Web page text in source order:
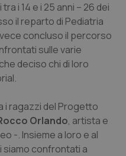
Testa Collo
i 14 e i 25 anni – 26 dei
il reparto di Pediatria
concluso il percorso
sulle varie
deciso chi di loro
i ragazzi del Progetto
Orlando, artista e
-. Insieme a loro e al
siamo confrontati a